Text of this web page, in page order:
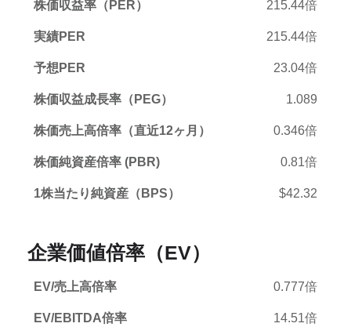
株価収益率（PER） 215.44倍
実績PER 215.44倍
予想PER 23.04倍
株価収益成長率（PEG） 1.089
株価売上高倍率（直近12ヶ月） 0.346倍
株価純資産倍率 (PBR) 0.81倍
1株当たり純資産（BPS） $42.32
企業価値倍率（EV）
EV/売上高倍率 0.777倍
EV/EBITDA倍率 14.51倍